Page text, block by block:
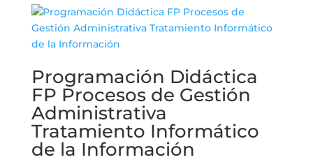
Programación Didáctica
FP Procesos de Gestión
Administrativa
Tratamiento Informático
de la Información